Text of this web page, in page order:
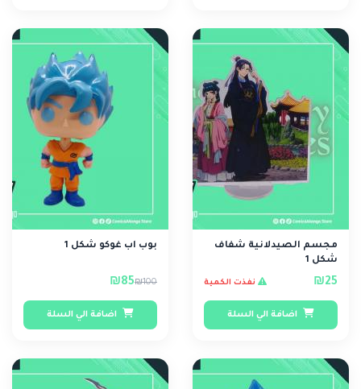
مجسم الصيدلانية شفاف
شكل 1
₪25 نفذت الكمية
اضافة الي السلة
بوب اب غوكو شكل 1
₪100
₪85
اضافة الي السلة